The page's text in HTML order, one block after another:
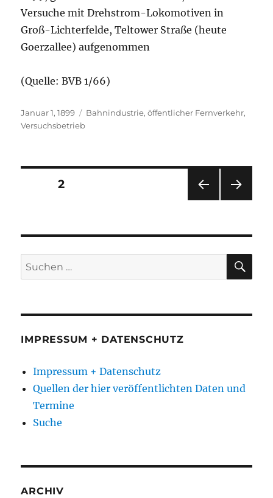
Versuche mit Drehstrom-Lokomotiven in
Groß-Lichterfelde, Teltower Straße (heute
Goerzallee) aufgenommen
(Quelle: BVB 1/66)
Veröffentlicht
am
Januar 1, 1899 Kategorien
Bahnindustrie,öffentlicher Fernverkehr,
Versuchsbetrieb
Seitennummerierung
Beiträge
SEIT
E
SEITE2
E
Suchen
nach:
IMPRESSUM + DATENSCHUTZ
Impressum + Datenschutz
Quellen der hier veröffentlichten Daten und
Termine
Suche
ARCHIV